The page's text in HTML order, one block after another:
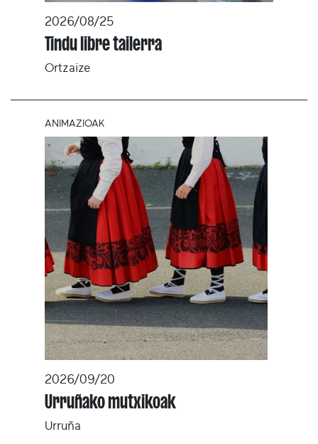
2026/08/25
Tindu libre tailerra
Ortzaize
ANIMAZIOAK
2026/09/20
Urruñako mutxikoak
Urruña